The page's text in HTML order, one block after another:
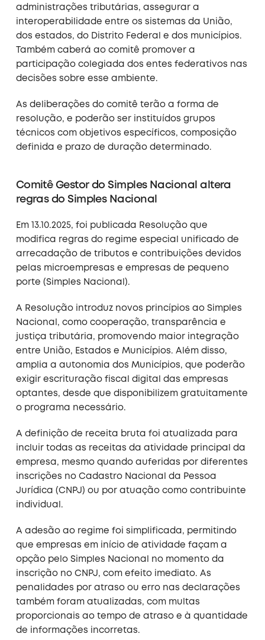
administrações tributárias, assegurar a
interoperabilidade entre os sistemas da União,
dos estados, do Distrito Federal e dos municípios.
Também caberá ao comitê promover a
participação colegiada dos entes federativos nas
decisões sobre esse ambiente.
As deliberações do comitê terão a forma de
resolução, e poderão ser instituídos grupos
técnicos com objetivos específicos, composição
definida e prazo de duração determinado.
Comitê Gestor do Simples Nacional altera
regras do Simples Nacional
Em 13.10.2025, foi publicada Resolução que
modifica regras do regime especial unificado de
arrecadação de tributos e contribuições devidos
pelas microempresas e empresas de pequeno
porte (Simples Nacional).
A Resolução introduz novos princípios ao Simples
Nacional, como cooperação, transparência e
justiça tributária, promovendo maior integração
entre União, Estados e Municípios. Além disso,
amplia a autonomia dos Municípios, que poderão
exigir escrituração fiscal digital das empresas
optantes, desde que disponibilizem gratuitamente
o programa necessário.
A definição de receita bruta foi atualizada para
incluir todas as receitas da atividade principal da
empresa, mesmo quando auferidas por diferentes
inscrições no Cadastro Nacional da Pessoa
Jurídica (CNPJ) ou por atuação como contribuinte
individual.
A adesão ao regime foi simplificada, permitindo
que empresas em início de atividade façam a
opção pelo Simples Nacional no momento da
inscrição no CNPJ, com efeito imediato. As
penalidades por atraso ou erro nas declarações
também foram atualizadas, com multas
proporcionais ao tempo de atraso e à quantidade
de informações incorretas.